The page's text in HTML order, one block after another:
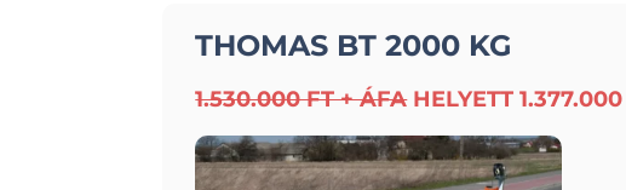
THOMAS BT 2000 KG
1.530.000 FT + ÁFAHELYETT